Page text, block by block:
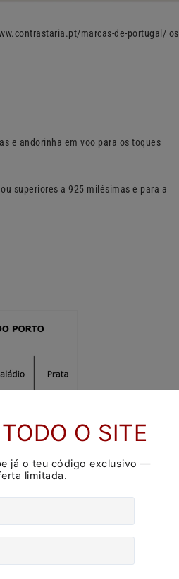
marcas-de-portugal/ os
e andorinha em voo para os toques
superiores a 925 milésimas e para a